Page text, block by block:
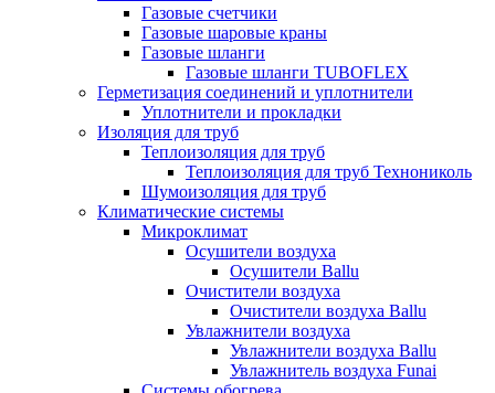
Газовые счетчики
Газовые шаровые краны
Газовые шланги
Газовые шланги TUBOFLEX
Герметизация соединений и уплотнители
Уплотнители и прокладки
Изоляция для труб
Теплоизоляция для труб
Теплоизоляция для труб Технониколь
Шумоизоляция для труб
Климатические системы
Микроклимат
Осушители воздуха
Осушители Ballu
Очистители воздуха
Очистители воздуха Ballu
Увлажнители воздуха
Увлажнители воздуха Ballu
Увлажнитель воздуха Funai